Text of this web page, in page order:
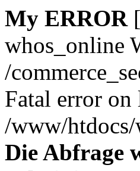
My ERROR
whos_online
/
Fatal error
/www/htdocs/
Die Abfrage